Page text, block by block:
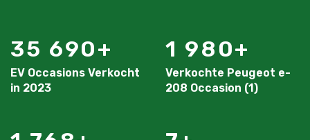
35 690
EV Occasions Verkocht
in 2023
1 980
Verkochte Peugeot e-
208 Occasion (1)